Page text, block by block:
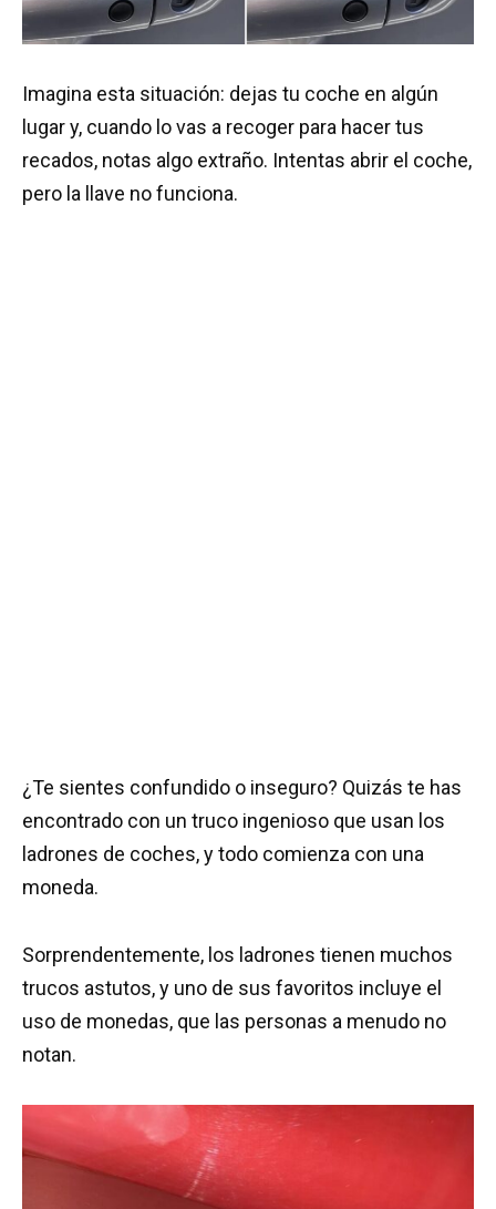
Imagina esta situación: dejas tu coche en algún
lugar y, cuando lo vas a recoger para hacer tus
recados, notas algo extraño. Intentas abrir el coche,
pero la llave no funciona.
¿Te sientes confundido o inseguro? Quizás te has
encontrado con un truco ingenioso que usan los
ladrones de coches, y todo comienza con una
moneda.
Sorprendentemente, los ladrones tienen muchos
trucos astutos, y uno de sus favoritos incluye el
uso de monedas, que las personas a menudo no
notan.